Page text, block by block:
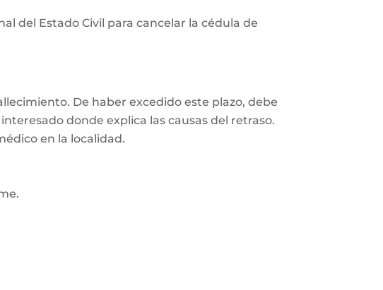
del Estado Civil para cancelar la cédula de
De haber excedido este plazo, debe
donde explica las causas del retraso.
en la localidad.